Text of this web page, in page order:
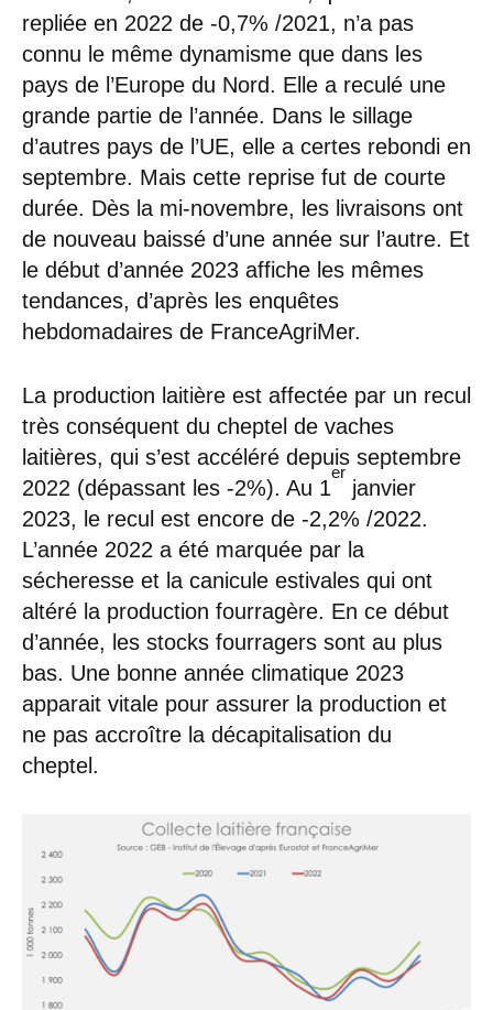
repliée en 2022 de -0,7% /2021, n’a pas
connu le même dynamisme que dans les
pays de l’Europe du Nord. Elle a reculé une
grande partie de l’année. Dans le sillage
d’autres pays de l’UE, elle a certes rebondi en
septembre. Mais cette reprise fut de courte
durée. Dès la mi-novembre, les livraisons ont
de nouveau baissé d’une année sur l’autre. Et
le début d’année 2023 affiche les mêmes
tendances, d’après les enquêtes
hebdomadaires de FranceAgriMer.
La production laitière est affectée par un recul
très conséquent du cheptel de vaches
laitières, qui s’est accéléré depuis septembre
2022 (dépassant les -2%). Au 1
er
janvier
2023, le recul est encore de -2,2% /2022.
L’année 2022 a été marquée par la
sécheresse et la canicule estivales qui ont
altéré la production fourragère. En ce début
d’année, les stocks fourragers sont au plus
bas. Une bonne année climatique 2023
apparait vitale pour assurer la production et
ne pas accroître la décapitalisation du
cheptel.